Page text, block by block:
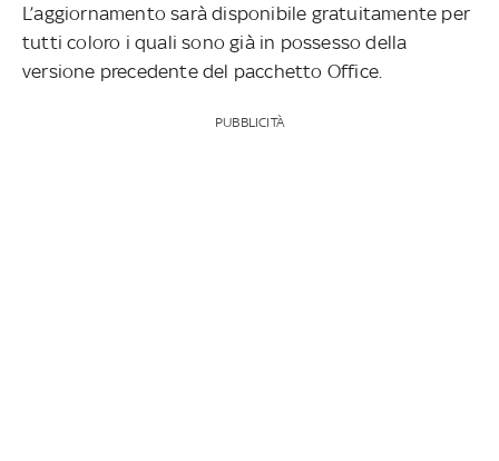
L’aggiornamento sarà disponibile gratuitamente per
tutti coloro i quali sono già in possesso della
versione precedente del pacchetto Office.
PUBBLICITÀ